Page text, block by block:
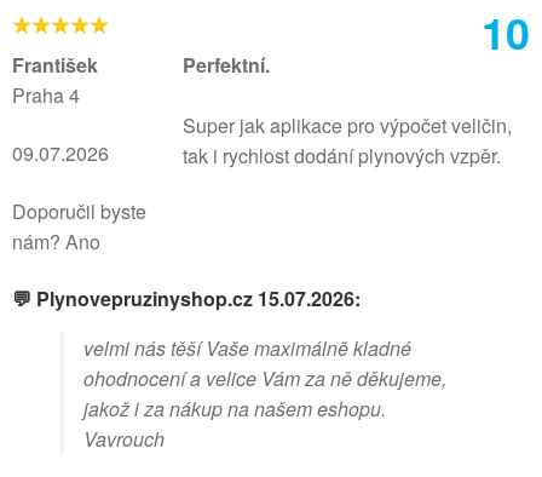
10
František
Praha 4
09.07.2026
Doporučil byste
nám? Ano
Perfektní.
Super jak aplikace pro výpočet veličin,
tak i rychlost dodání plynových vzpěr.
💬 Plynovepruzinyshop.cz 15.07.2026:
velmi nás těší Vaše maximálně kladné
ohodnocení a velice Vám za ně děkujeme,
jakož i za nákup na našem eshopu.
Vavrouch